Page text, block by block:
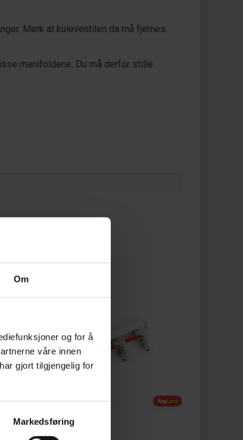
Om
og for å
våre innen
gjort tilgjengelig for
Markedsføring
Merk at kuleventilen da må fjernes.
manifoldene. Du må derfor stille